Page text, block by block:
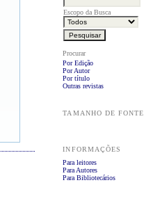
Escopo da Busca
Procurar
Por Edição
Por Autor
Por título
Outras revistas
TAMANHO DE FONTE
INFORMAÇÕES
Para leitores
Para Autores
Para Bibliotecários